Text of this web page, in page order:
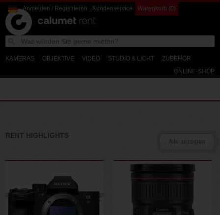
Calumet Calumet
Rent
Anmelden / Registrieren Kundenservice Warenkorb (0)
Search
KAMERAS OBJEKTIVE VIDEO STUDIO & LICHT
ZUBEHÖR
ONLINE-SHOP
RENT HIGHLIGHTS
Alle anzeigen